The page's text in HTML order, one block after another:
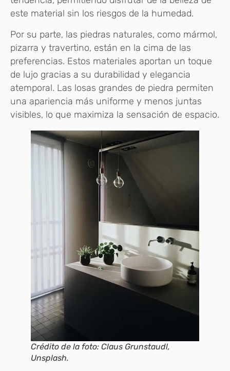
este material sin los riesgos de la humedad.
Por su parte, las piedras naturales, como mármol,
pizarra y travertino, están en la cima de las
preferencias. Estos materiales aportan un toque
de lujo gracias a su durabilidad y elegancia
atemporal. Las losas grandes de piedra permiten
una apariencia más uniforme y menos juntas
visibles, lo que maximiza la sensación de espacio.
Crédito de la foto: Claus Grunstaudl,
Unsplash.